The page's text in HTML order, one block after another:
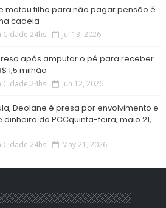
matou filho para não pagar pensão é
cadeia
Cidade 24hs Jul 13, 2026
após amputar o pé para receber
1,5 milhão
Cidade 24hs Jun 12, 2026
Deolane é presa por envolvimento e
do PCCquinta-feira, maio 21,
Cidade 24hs May 21, 2026